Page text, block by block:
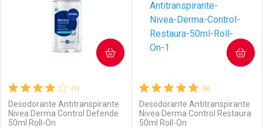
(1)
Desodorante Antitranspirante
Nivea Derma Control Defende
50ml Roll-On
COMPRAR
(6)
Desodorante Antitranspirante
Nivea Derma Control Restaura
50ml Roll-On
COMPRAR